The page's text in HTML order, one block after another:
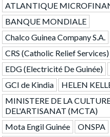
ATLANTIQUE
BANQUE MONDIALE
Chalco Guinea Company S.A.
CRS (Catholic Relief Services)
EDG (Electricité De Guinée)
GCI de Kindia
HELEN
MINISTERE DE LA
DEL'ARTISANAT (MCTA)
Mota Engil Guinée
ONSPA